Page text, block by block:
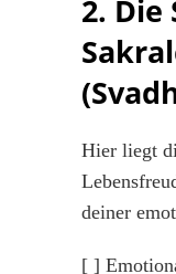
2.
Hier liegt
deiner
[ ]